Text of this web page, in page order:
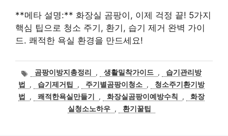
**메타 설명:** 화장실 곰팡이, 이제 걱정 끝! 5가지
핵심 팁으로 청소 주기, 환기, 습기 제거 완벽 가이
드. 쾌적한 욕실 환경을 만드세요!
태곰팡이방지총정리 , 생활밀착가이드 ,
습기관리방
법
, 습기제거팁 , 주기별곰팡이청소 ,
청소주기환기방
법
, 쾌적한욕실만들기 , 화장실곰팡이예방수칙 ,
화장
실청소노하우 , 환기꿀팁